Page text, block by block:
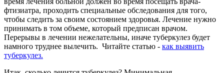
фтизиатра, проходить специальные обследования для того,
чтобы следить за своим состоянием здоровья. Лечение нужно
принимать в том объеме, который предписан врачом.
Перерывы в лечении нежелательны, иначе туберкулез будет
намного труднее вылечить. Читайте статью - как выявить
туберкулез.